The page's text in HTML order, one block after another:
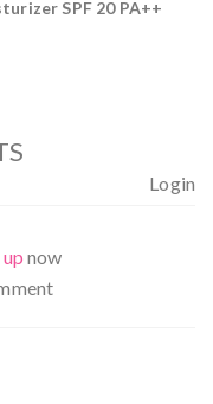
SPF 20 PA++
Login
now